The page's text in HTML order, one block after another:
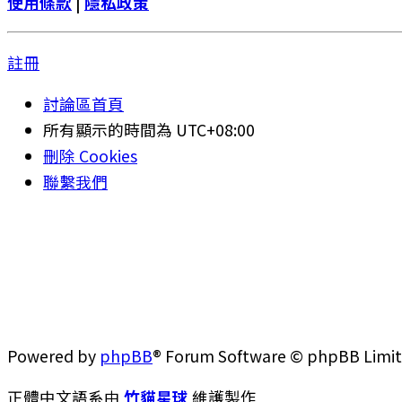
註冊
討論區首頁
所有顯示的時間為 UTC+08:00
刪除 Cookies
聯繫我們
Powered by phpBB® Forum Software © phpBB
正體中文語系由 竹貓星球 維護製作